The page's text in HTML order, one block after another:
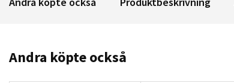
Andra köpte också